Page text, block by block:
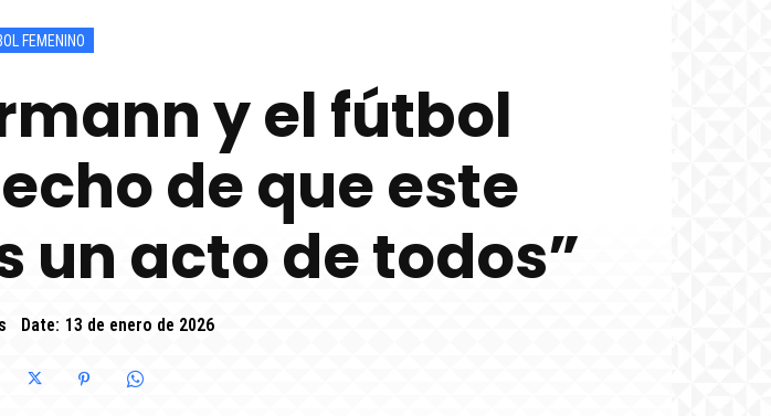
FEMENINO
y el fútbol
de que este
un acto de todos”
Date: 13 de enero de 2026